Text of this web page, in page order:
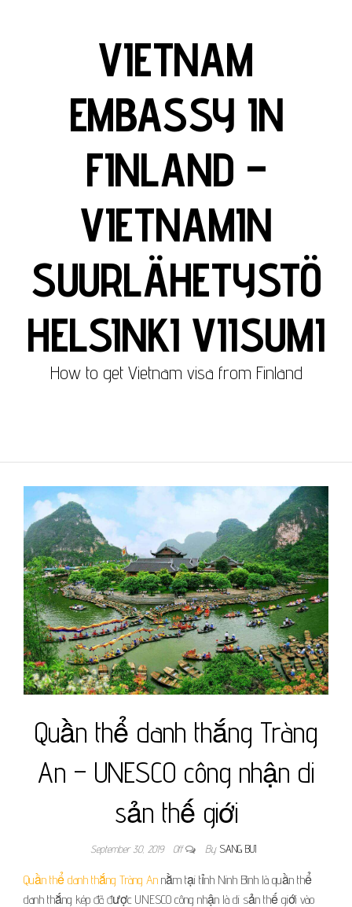
VIETNAM
EMBASSY IN
FINLAND –
VIETNAMIN
SUURLÄHETYSTÖ
HELSINKI VIISUMI
How to get Vietnam visa from Finland
Quần thể danh thắng Tràng
An – UNESCO công nhận di
sản thế giới
September 30, 2019 Off By SANG BUI
Quần thể danh thắng Tràng An nằm tại tỉnh Ninh Bình là quần thể
danh thắng kép đã được UNESCO công nhận là di sản thế giới vào